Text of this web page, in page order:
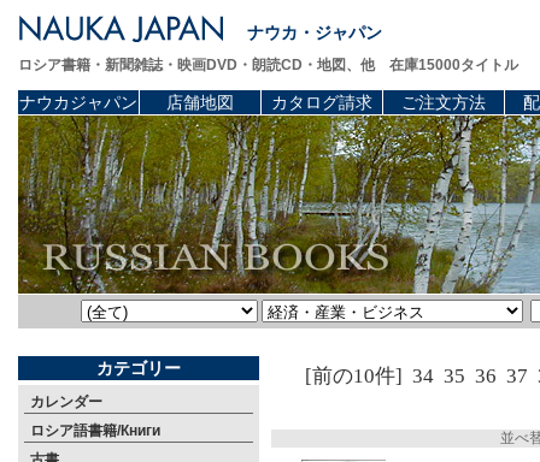
ナウカ・ジャパン
ロシア書籍・新聞雑誌・映画DVD・朗読CD・地図、他 在庫15000タイトル
ナウカジャパン 店舗地図 カタログ請求 ご注文方法
カテゴリー
カレンダー
ロシア語書籍/Книги
[前の10件] 34 35 36 37
並べ